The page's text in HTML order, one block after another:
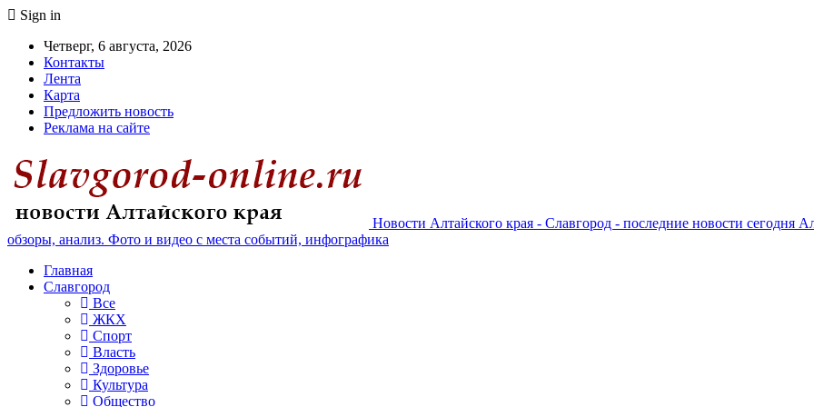
Sign in
Четверг, 6 августа, 2026
Контакты
Лента
Карта
Предложить новость
Реклама на сайте
Новости Алтайского края - Славгород - последние новости сегодня
обзоры, анализ. Фото и видео с места событий, инфографика
Главная
Славгород
Все
ЖКХ
Спорт
Власть
Здоровье
Культура
Общество